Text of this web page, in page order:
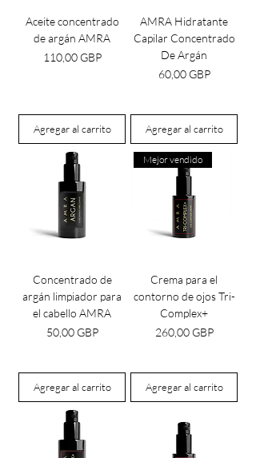
Aceite concentrado
de argán AMRA
Precio
110,00 GBP
Agregar al carrito
AMRA Hidratante
Capilar Concentrado
De Argán
Precio
60,00 GBP
Agregar al carrito
Concentrado de
argán limpiador para
el cabello AMRA
Precio
50,00 GBP
Agregar al carrito
Mejor vendido
Crema para el
contorno de ojos Tri-
Complex+
Precio
260,00 GBP
Agregar al carrito